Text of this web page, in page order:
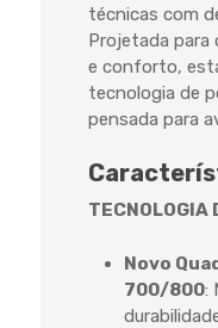
técnicas com
Projetada para
e conforto,
tecnologia de
pensada para
TECNOLOGIA
Novo
700/800: